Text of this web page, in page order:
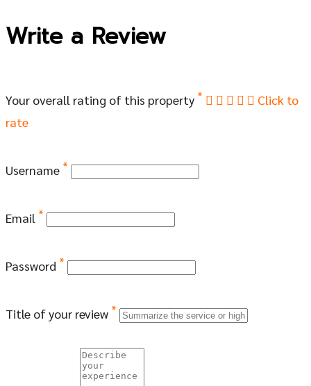
Write a Review
Your overall rating of this property *
Click to
rate
Username *
Email *
Password *
Title of your review *